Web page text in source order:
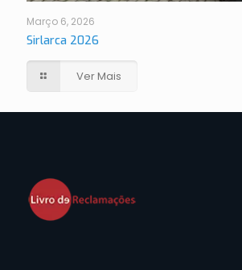
Março 6, 2026
Sirlarca 2026
Ver Mais